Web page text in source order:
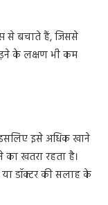
से बचाते हैं, जिससे
के लक्षण भी कम
इसलिए इसे अधिक खाने
खतरा रहता है।
डॉक्टर की सलाह के